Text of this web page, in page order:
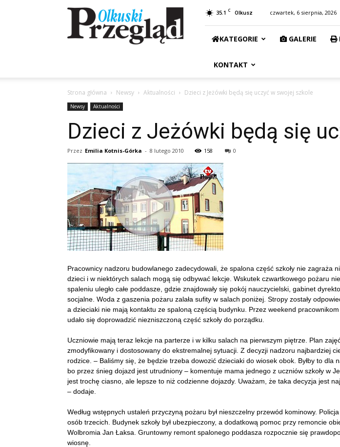
Przegląd
Olkuski
35.1 C Olkusz czwartek, 6 sierpnia, 2026
KATEGORIE GALERIE
KONTAKT
Strona główna Newsy Aktualności Dzieci z Jeżówki będą się uczyć w swojej szkole
Newsy Aktualności
Dzieci z Jeżówki będą się
Przez Emilia Kotnis-Górka - 8 lutego 2010 158 0
Pracownicy nadzoru budowlanego zadecydowali, że spalona część szkoły nie zagraża
dzieci i w niektórych salach mogą się odbywać lekcje. Wskutek czwartkowego pożaru
spaleniu uległo całe poddasze, gdzie znajdowały się pokój nauczycielski, gabinet
socjalne. Woda z gaszenia pożaru zalała sufity w salach poniżej. Stropy zostały
a dzieciaki nie mają kontaktu ze spaloną częścią budynku. Przez weekend pracownikom
udało się doprowadzić niezniszczoną część szkoły do porządku.
Uczniowie mają teraz lekcje na parterze i w kilku salach na pierwszym piętrze. Plan
zmodyfikowany i dostosowany do ekstremalnej sytuacji. Z decyzji nadzoru najbardziej
rodzice. – Baliśmy się, że będzie trzeba dowozić dzieciaki do wiosek obok. Byłby to dla
bo przez śnieg dojazd jest utrudniony – komentuje mama jednego z uczniów szkoły w
jest trochę ciasno, ale lepsze to niż codzienne dojazdy. Uważam, że taka decyzja jest
– dodaje.
Według wstępnych ustaleń przyczyną pożaru był nieszczelny przewód kominowy. Policja
osób trzecich. Budynek szkoły był ubezpieczony, a dodatkową pomoc przy remoncie
Wolbromia Jan Łaksa. Gruntowny remont spalonego poddasza rozpocznie się
wiosnę.